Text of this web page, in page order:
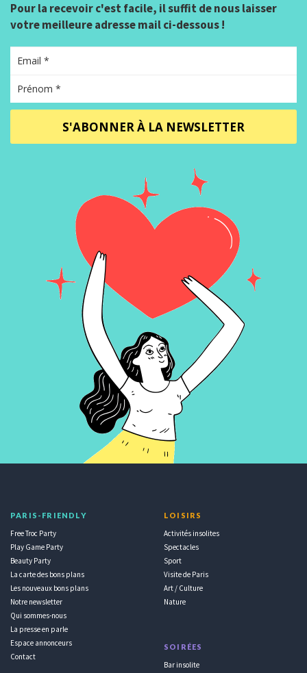
Pour la recevoir c'est facile, il suffit de nous laisser
votre meilleure adresse mail ci-dessous !
S'ABONNER À LA NEWSLETTER
PARIS-FRIENDLY
Free Troc Party
Play Game Party
Beauty Party
La carte des bons plans
Les nouveaux bons plans
Notre newsletter
Qui sommes-nous
La presse en parle
Espace annonceurs
Contact
LOISIRS
Activités insolites
Spectacles
Sport
Visite de Paris
Art / Culture
Nature
SOIRÉES
Bar insolite